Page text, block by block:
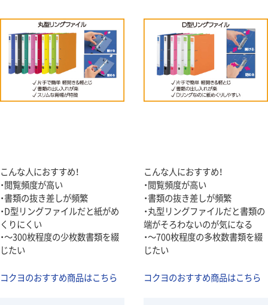
こんな人におすすめ！
・閲覧頻度が高い
・書類の抜き差しが頻繁
・D型リングファイルだと紙がめ
くりにくい
・～300枚程度の少枚数書類を綴
じたい
コクヨのおすすめ商品はこちら
こんな人におすすめ！
・閲覧頻度が高い
・書類の抜き差しが頻繁
・丸型リングファイルだと書類の
端がそろわないのが気になる
・～700枚程度の多枚数書類を綴
じたい
コクヨのおすすめ商品はこちら